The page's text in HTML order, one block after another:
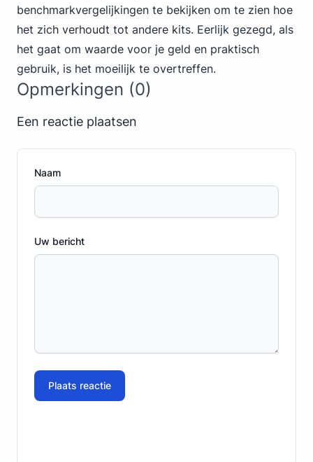
benchmarkvergelijkingen te bekijken om te zien hoe
het zich verhoudt tot andere kits. Eerlijk gezegd, als
het gaat om waarde voor je geld en praktisch
gebruik, is het moeilijk te overtreffen.
Opmerkingen (0)
Een reactie plaatsen
Naam
Uw bericht
Plaats reactie